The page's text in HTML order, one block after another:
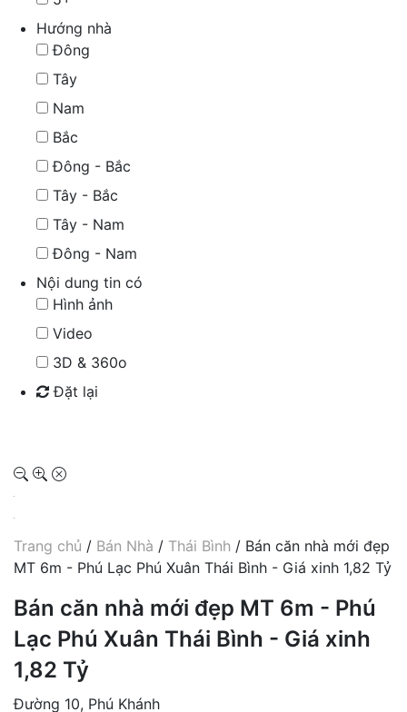
Hướng nhà
Đông
Tây
Nam
Bắc
Đông - Bắc
Tây - Bắc
Tây - Nam
Đông - Nam
Nội dung tin có
Hình ảnh
Video
3D & 360o
Đặt lại
Trang chủ / Bán Nhà / Thái Bình / Bán căn nhà mới đẹp
MT 6m - Phú Lạc Phú Xuân Thái Bình - Giá xinh 1,82 Tỷ
Bán căn nhà mới đẹp MT 6m - Phú
Lạc Phú Xuân Thái Bình - Giá xinh
1,82 Tỷ
Đường 10, Phú Khánh